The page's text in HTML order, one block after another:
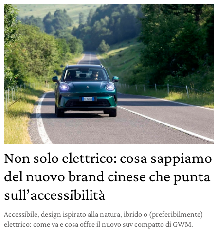
Non solo elettrico: cosa sappiamo
del nuovo brand cinese che punta
sull’accessibilità
Accessibile, design ispirato alla natura, ibrido o (preferibilmente)
elettrico: come va e cosa offre il nuovo suv compatto di GWM.